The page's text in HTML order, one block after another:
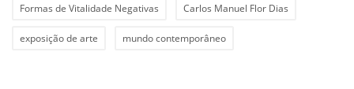
Formas de Vitalidade Negativas Carlos Manuel Flor Dias
exposição de arte mundo contemporâneo